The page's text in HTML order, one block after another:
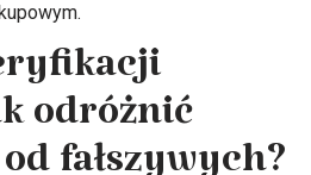
odróżnić